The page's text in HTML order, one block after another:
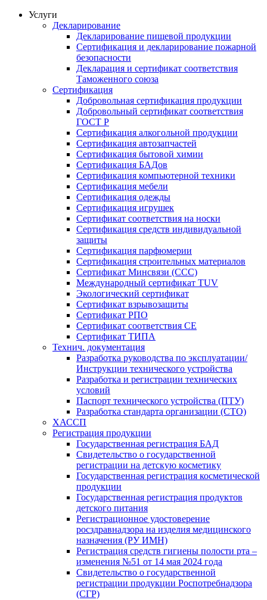
Услуги
Декларирование
Декларирование пищевой продукции
Сертификация и декларирование пожарной
безопасности
Декларация и сертификат соответствия
Таможенного союза
Сертификация
Добровольная сертификация продукции
Добровольный сертификат соответствия
ГОСТ Р
Сертификация алкогольной продукции
Сертификация автозапчастей
Сертификация бытовой химии
Сертификация БАДов
Сертификация компьютерной техники
Сертификация мебели
Сертификация одежды
Сертификация игрушек
Сертификат соответствия на носки
Сертификация средств индивидуальной
защиты
Сертификация парфюмерии
Сертификация строительных материалов
Сертификат Минсвязи (ССС)
Международный сертификат TUV
Экологический сертификат
Сертификат взрывозащиты
Сертификат РПО
Сертификат соответствия CE
Сертификат ТИПА
Технич. документация
Разработка руководства по эксплуатации/
Инструкции технического устройства
Разработка и регистрации технических
условий
Паспорт технического устройства (ПТУ)
Разработка стандарта организации (СТО)
ХАССП
Регистрация продукции
Государственная регистрация БАД
Свидетельство о государственной
регистрации на детскую косметику
Государственная регистрация косметической
продукции
Государственная регистрация продуктов
детского питания
Регистрационное удостоверение
росздравнадзора на изделия медицинского
назначения (РУ ИМН)
Регистрация средств гигиены полости рта –
изменения №51 от 14 мая 2024 года
Свидетельство о государственной
регистрации продукции Роспотребнадзора
(СГР)